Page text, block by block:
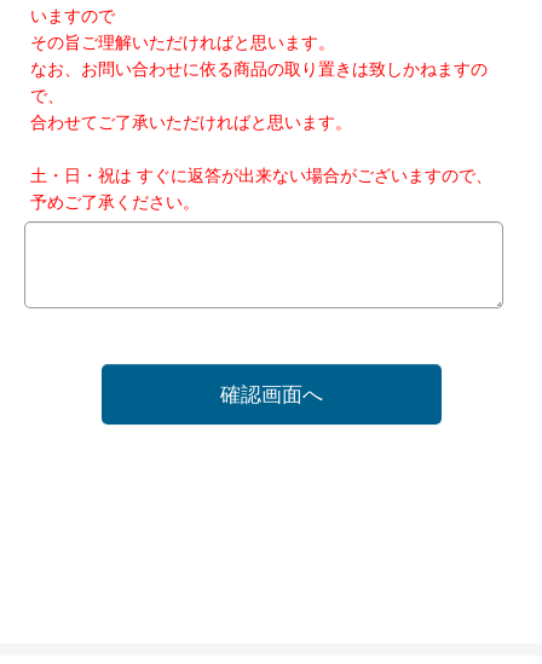
いますので
その旨ご理解いただければと思います。
なお、お問い合わせに依る商品の取り置きは致しかねますの
で、
合わせてご了承いただければと思います。
土・日・祝は すぐに返答が出来ない場合がございますので、
予めご了承ください。
確認画面へ